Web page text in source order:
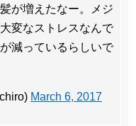
が増えたなー。メジ
変なストレスなんで
減っているらしいで
March 6, 2017